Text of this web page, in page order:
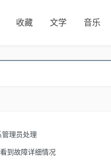
收藏 文学 音乐
理员处理
到故障详细情况